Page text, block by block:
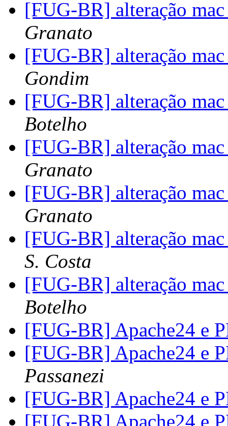
[FUG-BR] alteração
Granato
[FUG-BR] alteração
Gondim
[FUG-BR] alteração
Botelho
[FUG-BR] alteração
Granato
[FUG-BR] alteração
Granato
[FUG-BR] alteração
S. Costa
[FUG-BR] alteração
Botelho
[FUG-BR] Apache24 e
[FUG-BR] Apache24 e
Passanezi
[FUG-BR] Apache24 e
[FUG-BR] Apache24 e